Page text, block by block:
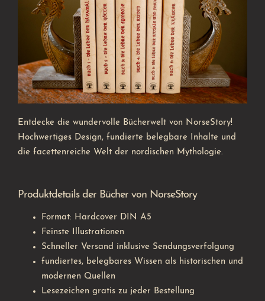
Entdecke die wundervolle Bücherwelt von NorseStory!
Hochwertiges Design, fundierte belegbare Inhalte und
die facettenreiche Welt der nordischen Mythologie.
Produktdetails der Bücher von NorseStory
Format: Hardcover DIN A5
Feinste Illustrationen
Schneller Versand inklusive Sendungsverfolgung
fundiertes, belegbares Wissen als historischen und
modernen Quellen
Lesezeichen gratis zu jeder Bestellung